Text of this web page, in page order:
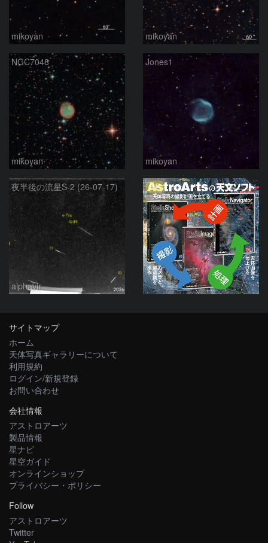
mikoyan mikoyan
NGC7048
mikoyan
Jones1
mikoyan
夜半後の流星S-2 (26-07-17)
alphavir
PR
サイトマップ
ホーム
天体写真ギャラリーについて
利用規約
ログイン/新規登録
お問い合わせ
会社情報
アストロアーツ
製品情報
星ナビ
星空ガイド
オンラインショップ
プライバシー・ポリシー
Follow
アストロアーツ
Twitter